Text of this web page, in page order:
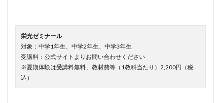
栄光ゼミナール
対象：中学1年生、中学2年生、中学3年生
受講料：公式サイトよりお問い合わせください
※夏期体験は受講料無料、教材費等（1教科当たり）2,200円（税
込）